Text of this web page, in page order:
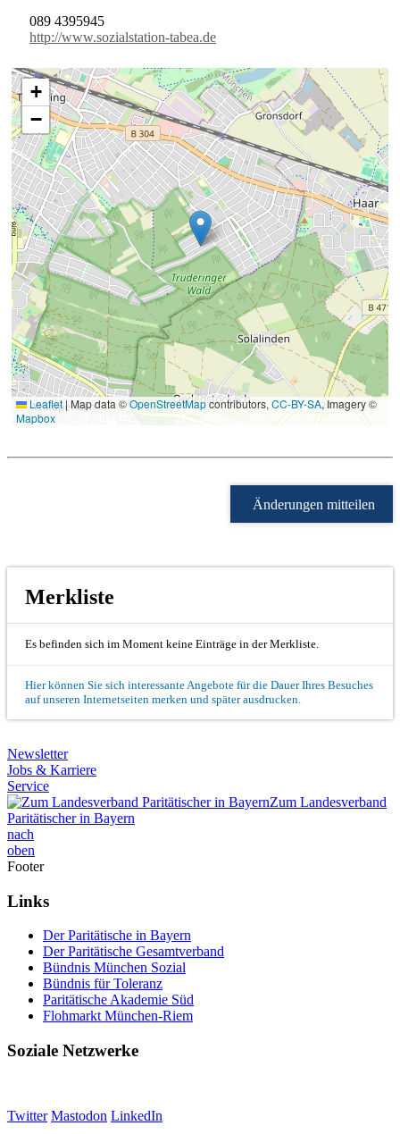
089 4395945
http://www.sozialstation-tabea.de
+
−
Leaflet|Map data ©OpenStreetMapcontributors, CC-BY-SA, Imagery ©
Mapbox
Änderungen mitteilen
Merkliste
Es befinden sich im Moment keine Einträge in der Merkliste.
Hier können Sie sich interessante Angebote für die Dauer Ihres Besuches
auf unseren Internetseiten merken und später ausdrucken.
Newsletter
Jobs & Karriere
Service
Zum Landesverband
Paritätischer in Bayern
nach
oben
Footer
Links
Der Paritätische in Bayern
Der Paritätische Gesamtverband
Bündnis München Sozial
Bündnis für Toleranz
Paritätische Akademie Süd
Flohmarkt München-Riem
Soziale Netzwerke
Twitter Mastodon LinkedIn